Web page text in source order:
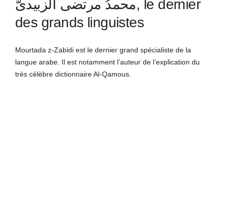
k
a
m
s
t
محمدُ مرتضى الزبيدىُّ, le dernier
des grands linguistes
Mourtada z-Zabidi est le dernier grand spécialiste de la
langue arabe. Il est notamment l’auteur de l’explication du
très célèbre dictionnaire Al-Qamous.